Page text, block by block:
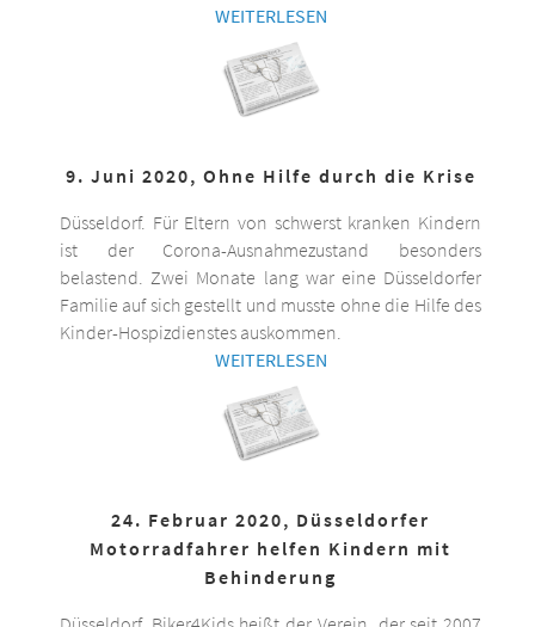
WEITERLESEN
9. Juni 2020, Ohne Hilfe durch die Krise
Düsseldorf. Für Eltern von schwerst kranken Kindern
ist der Corona-Ausnahmezustand besonders
belastend. Zwei Monate lang war eine Düsseldorfer
Familie auf sich gestellt und musste ohne die Hilfe des
Kinder-Hospizdienstes auskommen.
WEITERLESEN
24. Februar 2020, Düsseldorfer
Motorradfahrer helfen Kindern mit
Behinderung